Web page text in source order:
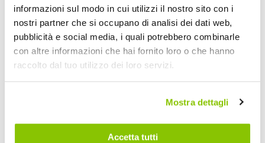
informazioni sul modo in cui utilizzi il nostro sito con i
nostri partner che si occupano di analisi dei dati web,
pubblicità e social media, i quali potrebbero combinarle
con altre informazioni che hai fornito loro o che hanno
raccolto dal tuo utilizzo dei loro servizi.
Mostra dettagli
Accetta tutti